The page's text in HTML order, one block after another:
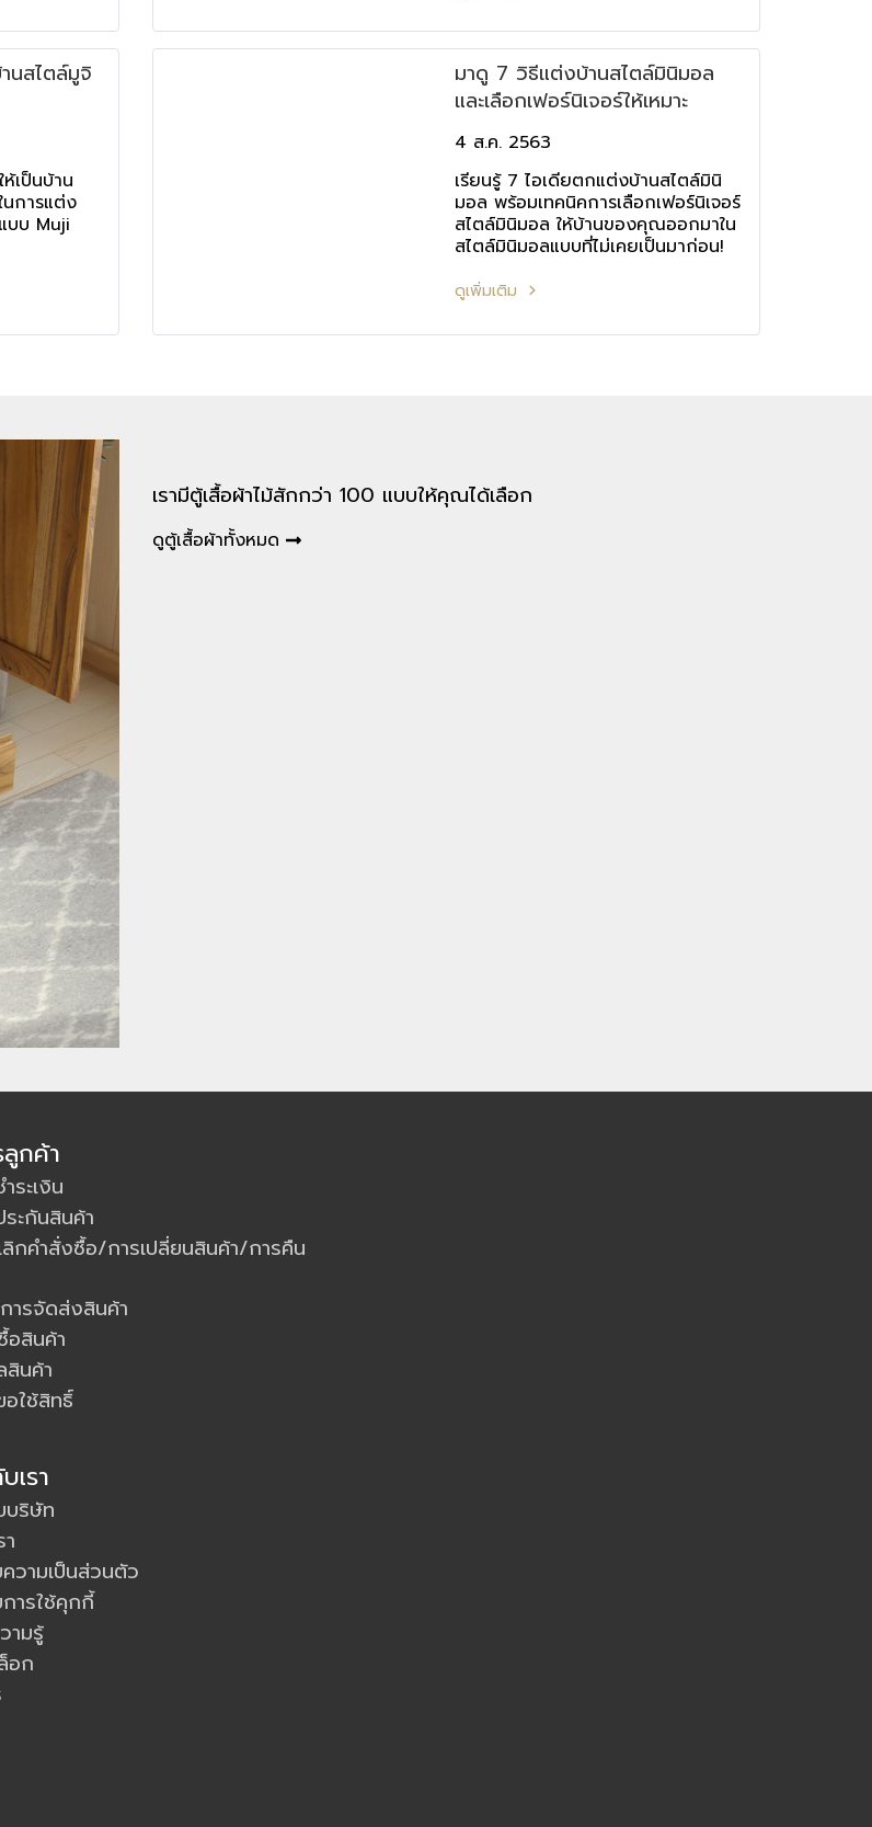
นสไตล์มูจิ
เป็นบ้าน
การแต่ง
บบ Muji
มาดู 7 วิธีแต่งบ้านสไตล์มินิมอล
และเลือกเฟอร์นิเจอร์ให้เหมาะ
4 ส.ค. 2563
เรียนรู้ 7 ไอเดียตกแต่งบ้านสไตล์มินิ
มอล พร้อมเทคนิคการเลือกเฟอร์นิเจอร์
สไตล์มินิมอล ให้บ้านของคุณออกมาใน
สไตล์มินิมอลแบบที่ไม่เคยเป็นมาก่อน!
ดูเพิ่มเติม
เรามีตู้เสื้อผ้าไม้สักกว่า 100 แบบให้คุณได้เลือก
ดูตู้เสื้อผ้าทั้งหมด
กค้า
ระเงิน
ะกันสินค้า
ลิกคำสั่งซื้อ/การเปลี่ยนสินค้า/การคืน
ารจัดส่งสินค้า
อสินค้า
สินค้า
ใช้สิทธิ์
เรา
บริษัท
วามเป็นส่วนตัว
ารใช้คุกกี้
ามรู้
อก